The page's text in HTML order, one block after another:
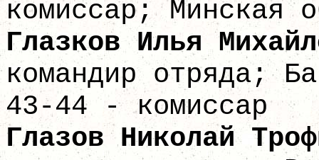
комиссар; Минская
Глазков Илья
командир отряда;
43-44 - комиссар
Глазов